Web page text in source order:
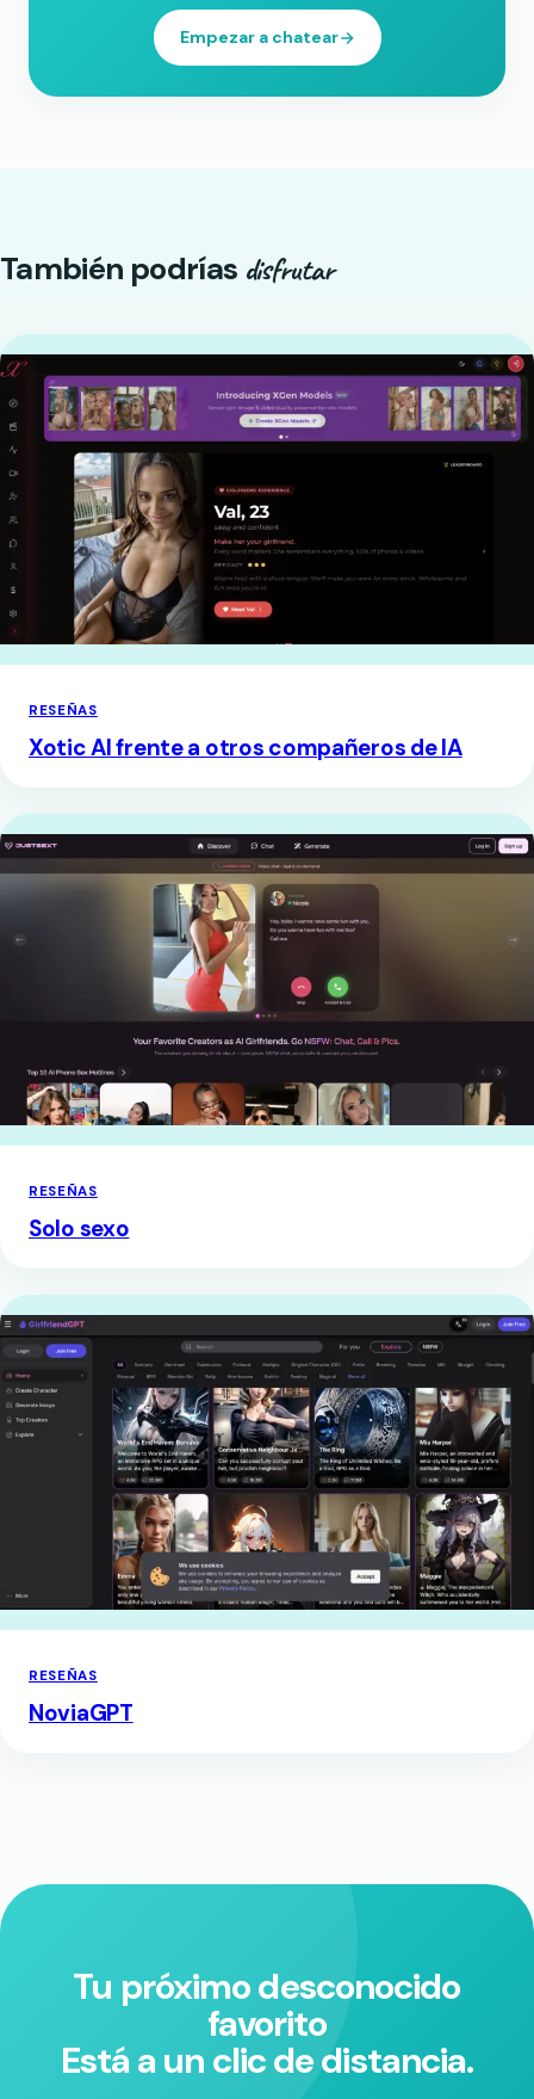
Empezar a chatear
También podrías disfrutar
RESEÑAS
Xotic AI frente a otros compañeros de IA
RESEÑAS
Solo sexo
RESEÑAS
NoviaGPT
Tu próximo desconocido
favorito
Está a un clic de distancia.